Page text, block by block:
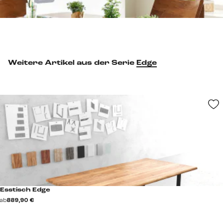
Weitere Artikel aus der Serie Edge
Esstisch Edge
ab889,90 €